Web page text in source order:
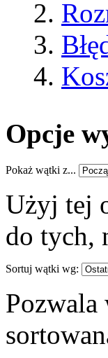
Opcje
Pokaż wątki z...
Użyj tej
do tych,
Sortuj wątki wg:
Pozwala